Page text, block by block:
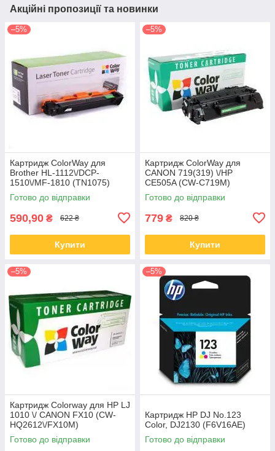
Акційні пропозиції та новинки
–5%
Картридж ColorWay для
Brother HL-1112\/DCP-
1510\/MF-1810 (TN1075)
(CW-B1075M)
Готово до відправки
590,90 ₴ 622 ₴
Купити
–5%
Картридж ColorWay для
CANON 719(319) \/HP
CE505A (CW-C719M)
Готово до відправки
779 ₴ 820 ₴
Купити
–5%
Картридж Colorway для HP LJ
1010 \/ CANON FX10 (CW-
HQ2612\/FX10M)
Готово до відправки
–5%
Картридж HP DJ No.123
Color, DJ2130 (F6V16AE)
Готово до відправки